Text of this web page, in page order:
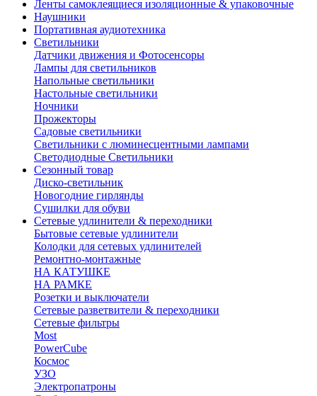
Ленты самоклеящиеся изоляционные & упаковочные
Наушники
Портативная аудиотехника
Светильники
Датчики движения и Фотосенсоры
Лампы для светильников
Напольные светильники
Настольные светильники
Ночники
Прожекторы
Садовые светильники
Светильники с люминесцентными лампами
Светодиодные Светильники
Сезонный товар
Диско-светильник
Новогодние гирлянды
Сушилки для обуви
Сетевые удлинители & переходники
Бытовые сетевые удлинители
Колодки для сетевых удлинителей
Ремонтно-монтажные
НА КАТУШКЕ
НА РАМКЕ
Розетки и выключатели
Сетевые разветвители & переходники
Сетевые фильтры
Most
PowerCube
Космос
УЗО
Электропатроны